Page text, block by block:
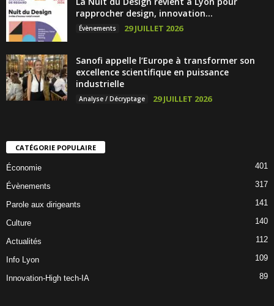
rapprocher design, innovation...
Évènements 29 JUILLET 2026
Sanofi appelle l’Europe à transformer son
excellence scientifique en puissance
industrielle
Analyse / Décryptage 29 JUILLET 2026
CATÉGORIE POPULAIRE
Économie 401
Évènements 317
Parole aux dirigeants 141
Culture 140
Actualités 112
Info Lyon 109
Innovation-High tech-IA 89